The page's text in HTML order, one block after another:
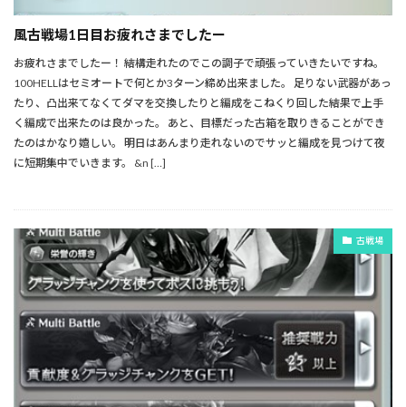
風古戦場1日目お疲れさまでしたー
お疲れさまでしたー！ 結構走れたのでこの調子で頑張っていきたいですね。
100HELLはセミオートで何とか3ターン締め出来ました。 足りない武器があっ
たり、凸出来てなくてダマを交換したりと編成をこねくり回した結果で上手
く編成で出来たのは良かった。 あと、目標だった古箱を取りきることができ
たのはかなり嬉しい。 明日はあんまり走れないのでサッと編成を見つけて夜
に短期集中でいきます。 &n […]
古戦場